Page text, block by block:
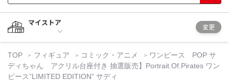
マイストア
変更
TOP フィギュア コミック・アニメ
ワンピース POP サ
ディちゃん アクリル台座付き 抽選販売】Portrait.Of.Pirates ワン
ピース”LIMITED EDITION” サディ